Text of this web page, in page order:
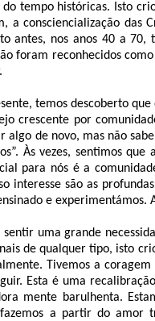
tempo históricas. Isto
a consciencialização das
antes, nos anos 40 a
foram reconhecidos
temos descoberto
crescente por
algo de novo, mas não
Às vezes, sentimos
para nós é a
interesse são as
e experimentámos.
sentir uma grande
de qualquer tipo, isto
Tivemos a
Esta é uma
mente barulhenta.
a partir do amor